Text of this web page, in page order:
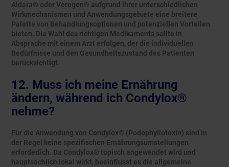
Aldara® oder Veregen® aufgrund ihrer unterschiedlichen
Wirkmechanismen und Anwendungsgebiete eine breitere
Palette von Behandlungsoptionen und potenziellen Vorteilen
bieten. Die Wahl des richtigen Medikaments sollte in
Absprache mit einem Arzt erfolgen, der die individuellen
Bedürfnisse und den Gesundheitszustand des Patienten
berücksichtigt.
12. Muss ich meine Ernährung
ändern, während ich Condylox®
nehme?
Für die Anwendung von Condylox® (Podophyllotoxin) sind in
der Regel keine spezifischen Ernährungsumstellungen
erforderlich. Da Condylox® topisch angewendet wird und
hauptsächlich lokal wirkt, beeinflusst es die allgemeine